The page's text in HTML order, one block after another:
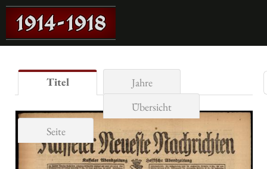
Titel
Jahre
Übersicht
Seite